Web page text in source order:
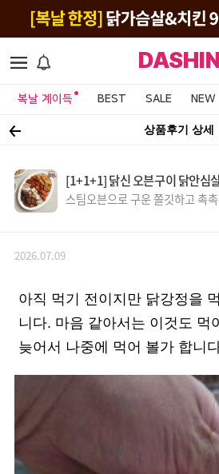
DASHIN
복날 계이득 BEST SALE NEW
상품후기 상세
[1+1+1] 닭신 오븐구이 닭안심
스팀오븐으로 구운 쫄깃하고 촉
2026.07.09
아직 먹기 전이지만 닭강정을
니다. 마음 같아서는 이것도 먹
늦어서 나중에 먹어 볼가 합니